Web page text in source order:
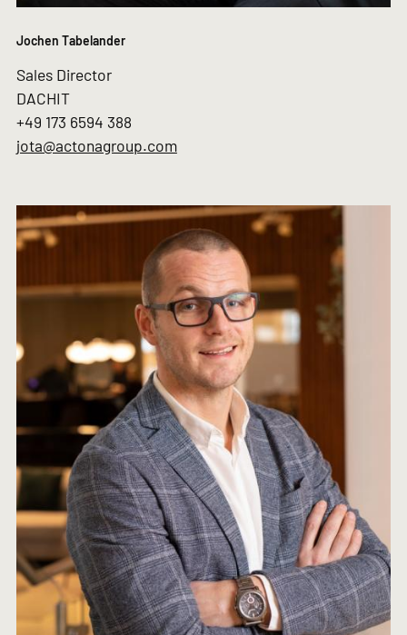
Jochen Tabelander
Sales Director
DACHIT
+49 173 6594 388
jota@actonagroup.com